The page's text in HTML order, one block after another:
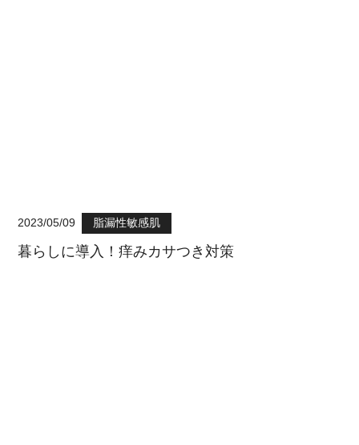
2023/05/09 脂漏性敏感肌
暮らしに導入！痒みカサつき対策